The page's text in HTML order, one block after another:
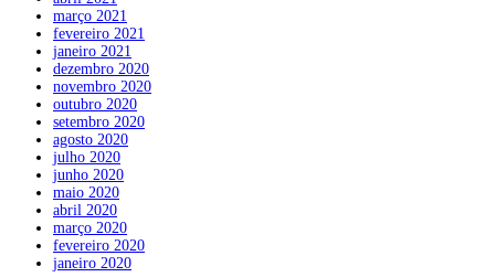
março 2021
fevereiro 2021
janeiro 2021
dezembro 2020
novembro 2020
outubro 2020
setembro 2020
agosto 2020
julho 2020
junho 2020
maio 2020
abril 2020
março 2020
fevereiro 2020
janeiro 2020